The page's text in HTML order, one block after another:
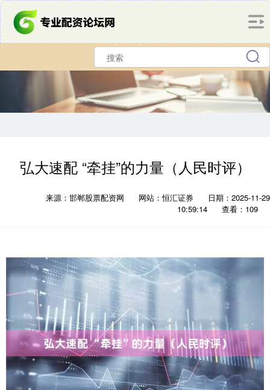
弘大速配 “牵挂”的力量（人民时评）
来源：邯郸股票配资网 网站：恒汇证券
日期：2025-11-29
10:59:14
查看：109